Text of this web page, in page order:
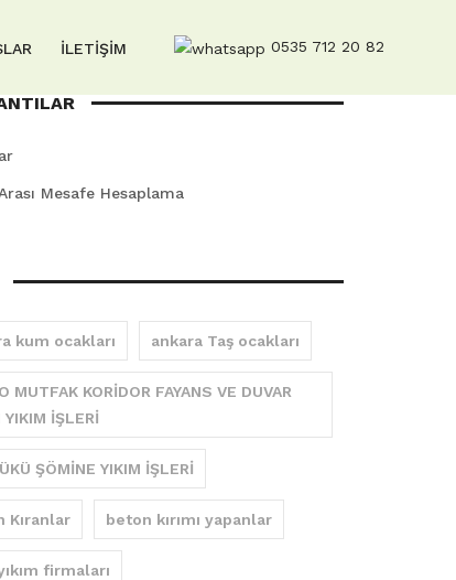
0535 712 20 82
İLETİŞİM
Mesafe Hesaplama
kum ocakları ankara Taş ocakları
MUTFAK KORİDOR FAYANS VE DUVAR
YIKIM İŞLERİ
ŞÖMİNE YIKIM İŞLERİ
Kıranlar beton kırımı yapanlar
firmaları